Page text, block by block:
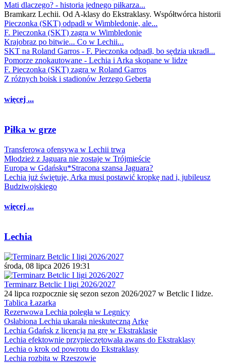
Mati dlaczego? - historia jednego piłkarza...
Bramkarz Lechii. Od A-klasy do Ekstraklasy. Współtwórca historii
Pieczonka (SKT) odpadł w Wimbledonie, ale...
F. Pieczonka (SKT) zagra w Wimbledonie
Krajobraz po bitwie... Co w Lechii...
SKT na Roland Garros - F. Pieczonka odpadł, bo sędzia ukradł...
Pomorze znokautowane - Lechia i Arka skopane w lidze
F. Pieczonka (SKT) zagra w Roland Garros
Z różnych boisk i stadionów Jerzego Geberta
więcej ...
Piłka w grze
Transferowa ofensywa w Lechii trwa
Młodzież z Jaguara nie zostaje w Trójmieście
Europa w Gdańsku*Stracona szansa Jaguara?
Lechia już świętuje, Arka musi postawić kropkę nad i, jubileusz
Budziwojskiego
więcej ...
Lechia
środa, 08 lipca 2026 19:31
Terminarz Betclic I ligi 2026/2027
24 lipca rozpocznie się sezon sezon 2026/2027 w Betclic I lidze.
Tablica Łazarka
Rezerwowa Lechia poległa w Legnicy
Osłabiona Lechia ukarała nieskuteczną Arkę
Lechia Gdańsk z licencją na grę w Ekstraklasie
Lechia efektownie przypieczętowała awans do Ekstraklasy
Lechia o krok od powrotu do Ekstraklasy
Lechia rozbita w Rzeszowie